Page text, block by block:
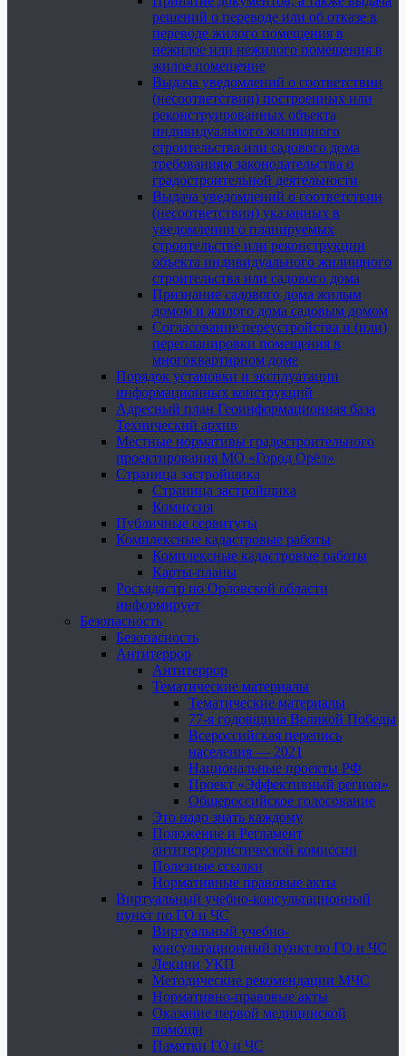
решений о переводе или об отказе в
переводе жилого помещения в
нежилое или нежилого помещения в
жилое помещение
Выдача уведомлений о соответствии
(несоответствии) построенных или
реконструированных объекта
индивидуального жилищного
строительства или садового дома
требованиям законодательства о
градостроительной деятельности
Выдача уведомлений о соответствии
(несоответствии) указанных в
уведомлении о планируемых
строительстве или реконструкции
объекта индивидуального жилищного
строительства или садового дома
Признание садового дома жилым
домом и жилого дома садовым домом
Согласование переустройства и (или)
перепланировки помещения в
многоквартирном доме
Порядок установки и эксплуатации
информационных конструкций
Адресный план Геоинформационная база
Технический архив
Местные нормативы градостроительного
проектирования МО «Город Орёл»
Страница застройщика
Страница застройщика
Комиссия
Публичные сервитуты
Комплексные кадастровые работы
Комплексные кадастровые работы
Карты-планы
Роскадастр по Орловской области
информирует
Безопасность
Безопасность
Антитеррор
Антитеррор
Тематические материалы
Тематические материалы
77-я годовщина Великой Победы
Всероссийская перепись
населения — 2021
Национальные проекты РФ
Проект «Эффективный регион»
Общероссийское голосование
Это надо знать каждому
Положение и Регламент
антитеррористической комиссии
Полезные ссылки
Нормативные правовые акты
Виртуальный учебно-консультационный
пункт по ГО и ЧС
Виртуальный учебно-
консультационный пункт по ГО и ЧС
Лекции УКП
Методические рекомендации МЧС
Нормативно-правовые акты
Оказание первой медицинской
помощи
Памятки ГО и ЧС